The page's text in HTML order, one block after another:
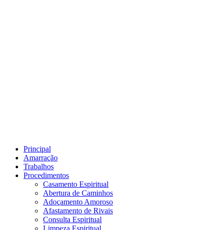
Principal
Amarração
Trabalhos
Procedimentos
Casamento Espiritual
Abertura de Caminhos
Adoçamento Amoroso
Afastamento de Rivais
Consulta Espiritual
Limpeza Espiritual